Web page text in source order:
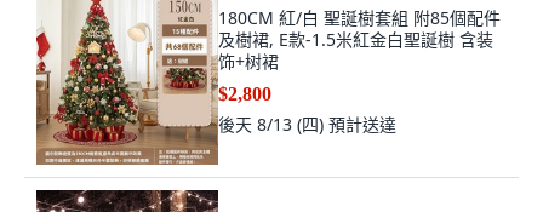
180CM 紅/白 聖誕樹套組 附85個配件
及樹裙, E款-1.5米紅金白聖誕樹 含装
饰+树裙
$2,800
後天 8/13 (四) 預計送達